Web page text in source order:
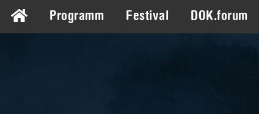
Programm Festival DOK.forum